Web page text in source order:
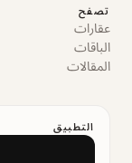
تصفح
عقارات
الباقات
المقالات
التطبيق